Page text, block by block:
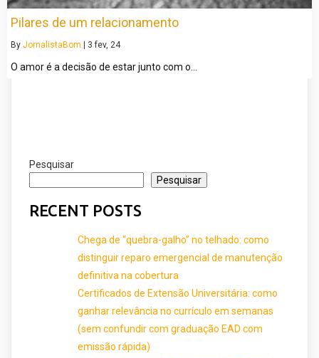
Pilares de um relacionamento
By JornalistaBom 3 fev, 24
O amor é a decisão de estar junto com o…
Pesquisar
Pesquisar
RECENT POSTS
Chega de “quebra-galho” no telhado: como
distinguir reparo emergencial de manutenção
definitiva na cobertura
Certificados de Extensão Universitária: como
ganhar relevância no currículo em semanas
(sem confundir com graduação EAD com
emissão rápida)